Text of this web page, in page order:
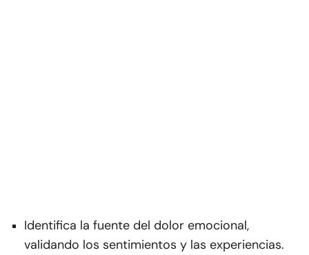
Identifica la fuente del dolor emocional,
validando los sentimientos y las experiencias.